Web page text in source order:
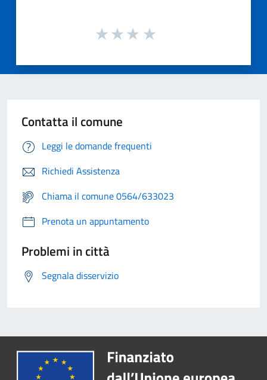
Contatta il comune
Leggi le domande frequenti
Richiedi Assistenza
Chiama il comune 0564/633023
Prenota un appuntamento
Problemi in città
Segnala disservizio